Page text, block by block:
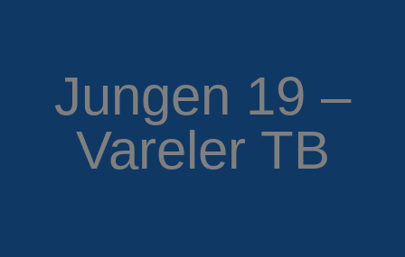
Jungen 19 –
Vareler TB